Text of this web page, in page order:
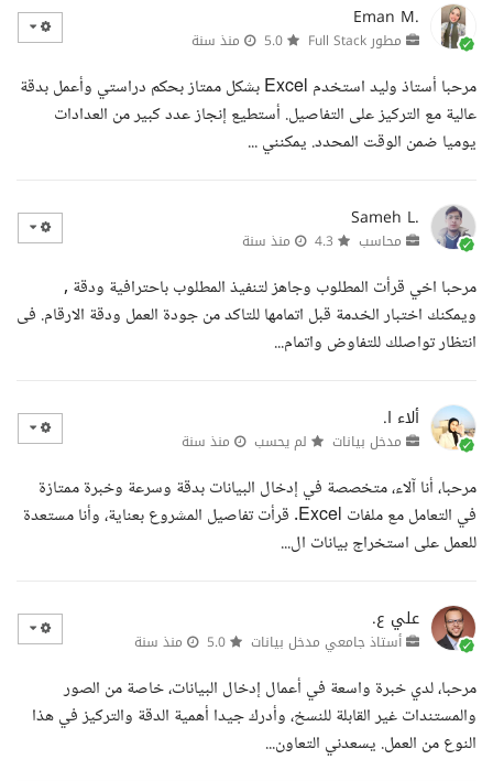
Eman M.
مطور Full Stack منذ سنة
مرحبا أستاذ وليد استخدم Excel بشكل ممتاز بحكم دراستي وأعمل بدقة
عالية مع التركيز على التفاصيل. أستطيع إنجاز عدد كبير من العدادات
يوميا ضمن الوقت المحدد. يمكنني ...
Sameh L.
محاسب منذ سنة
مرحبا اخي قرأت المطلوب وجاهز لتنفيذ المطلوب باحترافية ودقة ,
ويمكنك اختبار الخدمة قبل اتمامها للتاكد من جودة العمل ودقة الارقام. فى
انتظار تواصلك للتفاوض واتمام...
ألاء ا.
مدخل بيانات لم يحسب منذ سنة
مرحبا، أنا آلاء، متخصصة في إدخال البيانات بدقة وسرعة وخبرة ممتازة
في التعامل مع ملفات Excel. قرأت تفاصيل المشروع بعناية، وأنا مستعدة
للعمل على استخراج بيانات ال...
علي ع.
أستاذ جامعي مدخل بيانات منذ سنة
مرحبا، لدي خبرة واسعة في أعمال إدخال البيانات، خاصة من الصور
والمستندات غير القابلة للنسخ، وأدرك جيدا أهمية الدقة والتركيز في هذا
النوع من العمل. يسعدني التعاون...